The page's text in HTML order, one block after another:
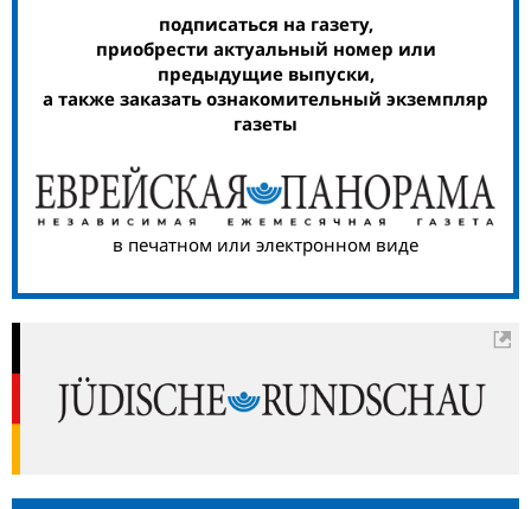
подписаться на газету,
приобрести актуальный номер или
предыдущие выпуски,
а также заказать ознакомительный экземпляр
газеты
в печатном или электронном виде